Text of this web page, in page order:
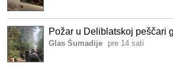
Požar u Deliblatskoj peščari
Glas Šumadije pre 14 sati